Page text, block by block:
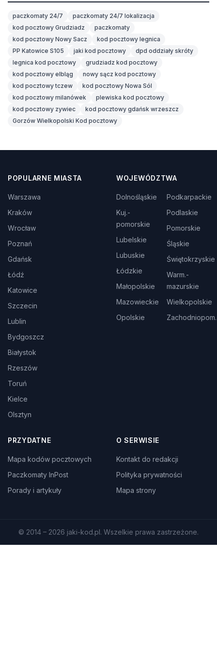
paczkomaty 24/7
paczkomaty 24/7 lokalizacja
kod pocztowy Grudziadz
paczkomaty
kod pocztowy Nowy Sacz
kod pocztowy legnica
PP Katowice S105
jaki kod pocztowy
dpd oddziały skróty
legnica kod pocztowy
grudziadz kod pocztowy
kod pocztowy elbląg
nowy sącz kod pocztowy
kod pocztowy tczew
kod pocztowy Nowa Sól
kod pocztowy milanówek
plewiska kod pocztowy
kod pocztowy zywiec
kod pocztowy gdańsk wrzeszcz
Gorzów Wielkopolski Kod pocztowy
POPULARNE MIASTA
Warszawa
Kraków
Wrocław
Poznań
Gdańsk
Łódź
Katowice
Szczecin
Lublin
Bydgoszcz
Białystok
Rzeszów
Toruń
Kielce
Olsztyn
WOJEWÓDZTWA
Dolnośląskie
Kuj.-
pomorskie
Lubelskie
Lubuskie
Łódzkie
Małopolskie
Mazowieckie
Opolskie
Podkarpackie
Podlaskie
Pomorskie
Śląskie
Świętokrzyskie
Warm.-
mazurskie
Wielkopolskie
Zachodniopom.
PRZYDATNE
Mapa kodów pocztowych
Paczkomaty InPost
Porady i artykuły
O SERWISIE
Kontakt do redakcji
Polityka prywatności
Mapa strony
© 2014 – 2026 jaki-kod.pl. Wszelkie prawa zastrzeżone.